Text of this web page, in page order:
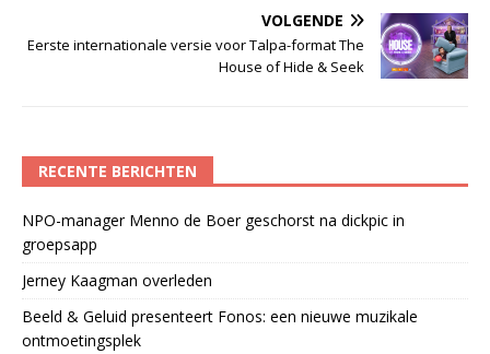
VOLGENDE
Eerste internationale versie voor Talpa-format The
House of Hide & Seek
RECENTE BERICHTEN
NPO-manager Menno de Boer geschorst na dickpic in
groepsapp
Jerney Kaagman overleden
Beeld & Geluid presenteert Fonos: een nieuwe muzikale
ontmoetingsplek